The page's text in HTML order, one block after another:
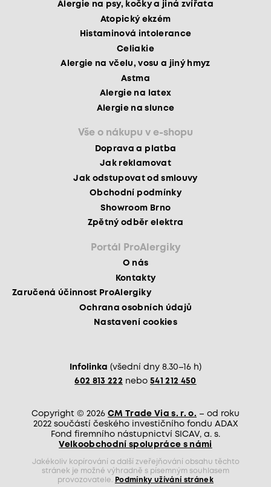
Alergie na psy, kočky a jiná zvířata
Atopický ekzém
Histaminová intolerance
Celiakie
Alergie na včelu, vosu a jiný hmyz
Astma
Alergie na latex
Alergie na slunce
Vše o nákupu v e-shopu
Doprava a platba
Jak reklamovat
Jak odstupovat od smlouvy
Obchodní podmínky
Showroom Brno
Zpětný odběr elektra
Portál ProAlergiky
O nás
Kontakty
Zaručená účinnost ProAlergiky
Ochrana osobních údajů
Nastavení cookies
Infolinka (všední dny 8.30–16 h)
602 813 222 nebo 541 212 450
Copyright © 2026 CM Trade Via s. r. o. – od roku
2022 součástí českého investičního fondu ADAX
Fond firemního nástupnictví SICAV, a. s.
Velkoobchodní spolupráce s námi
Jakékoliv kopírování a další zveřejňování obsahu těchto
stránek je možné výhradně s písemným souhlasem
provozovatele.
Podmínky užívání stránek